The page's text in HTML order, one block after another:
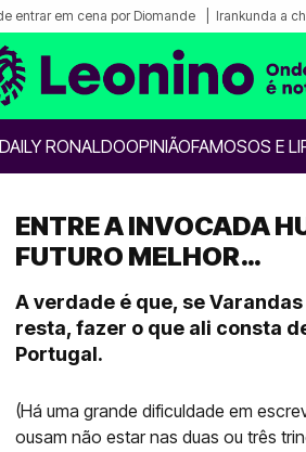
entrar em cena por Diomande Irankunda a
RONALDOOPINIÃOFAMOSOS E
ENTRE A INVOCADA
FUTURO MELHOR…
A verdade é que, se
resta, fazer o que ali consta
Portugal.
(Há uma grande dificuldade em
ousam não estar nas duas ou três